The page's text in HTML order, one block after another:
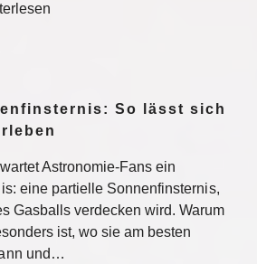
So lässt sich
Astronomie-Fans ein
eine partielle Sonnenfinsternis,
Gasballs verdecken wird. Warum
ist, wo sie am besten
und…